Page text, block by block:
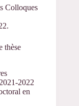
Colloques
thèse
2022
en